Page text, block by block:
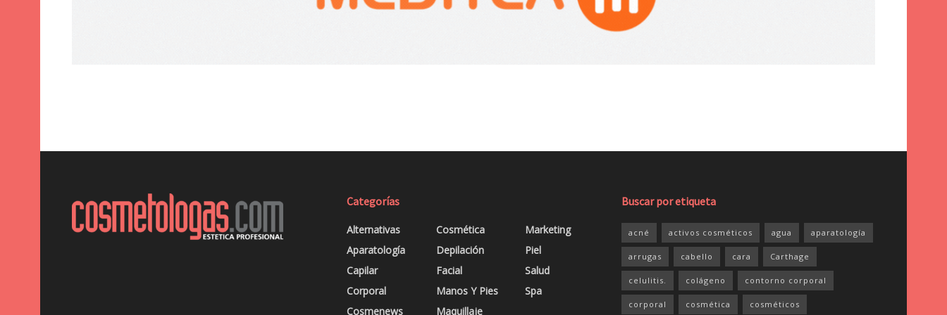
Categorías
Alternativas
Aparatología
Capilar
Corporal
Cosmenews
Cosmética
Depilación
Facial
Manos Y Pies
Maquillaje
Marketing
Piel
Salud
Spa
Buscar por etiqueta
acné activos cosméticos agua aparatología
arrugas cabello cara Carthage
celulitis. colágeno contorno corporal
corporal cosmética cosméticos